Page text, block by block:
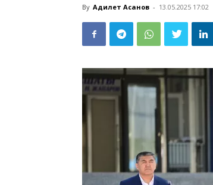
By Адилет Асанов - 13.05.2025 17:02